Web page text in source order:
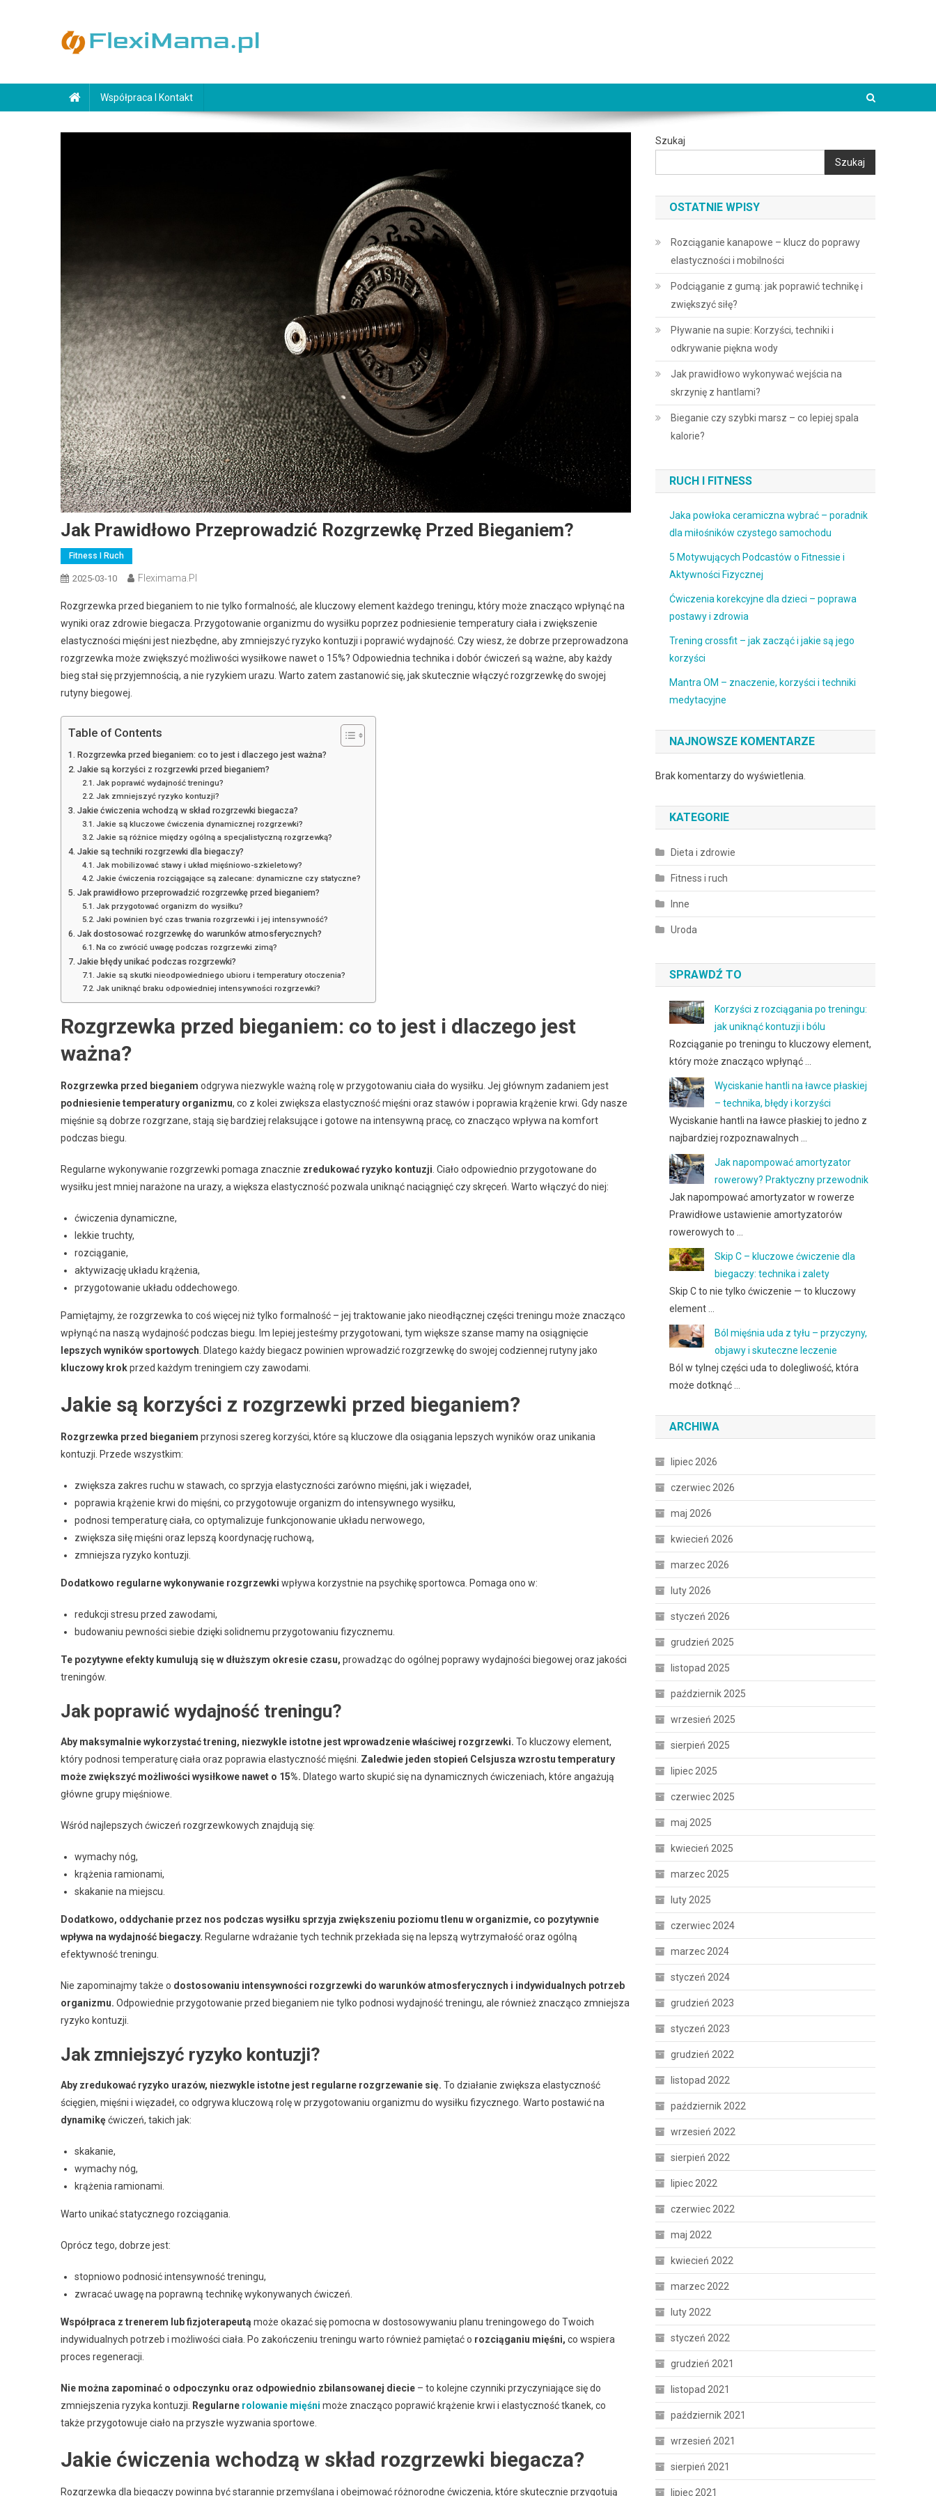
Współpraca I Kontakt
Jak Prawidłowo Przeprowadzić Rozgrzewkę Przed Bieganiem?
Fitness I Ruch
2025-03-10 Fleximama.pl
Rozgrzewka przed bieganiem to nie tylko formalność, ale kluczowy element każdego treningu, który może znacząco wpłynąć na
wyniki oraz zdrowie biegacza. Przygotowanie organizmu do wysiłku poprzez podniesienie temperatury ciała i zwiększenie
elastyczności mięśni jest niezbędne, aby zmniejszyć ryzyko kontuzji i poprawić wydajność. Czy wiesz, że dobrze przeprowadzona
rozgrzewka może zwiększyć możliwości wysiłkowe nawet o 15%? Odpowiednia technika i dobór ćwiczeń są ważne, aby każdy
bieg stał się przyjemnością, a nie ryzykiem urazu. Warto zatem zastanowić się, jak skutecznie włączyć rozgrzewkę do swojej
rutyny biegowej.
Table of Contents
Rozgrzewka przed bieganiem: co to jest i dlaczego jest ważna?
Jakie są korzyści z rozgrzewki przed bieganiem?
Jak poprawić wydajność treningu?
Jak zmniejszyć ryzyko kontuzji?
Jakie ćwiczenia wchodzą w skład rozgrzewki biegacza?
Jakie są kluczowe ćwiczenia dynamicznej rozgrzewki?
Jakie są różnice między ogólną a specjalistyczną rozgrzewką?
Jakie są techniki rozgrzewki dla biegaczy?
Jak mobilizować stawy i układ mięśniowo-szkieletowy?
Jakie ćwiczenia rozciągające są zalecane: dynamiczne czy statyczne?
Jak prawidłowo przeprowadzić rozgrzewkę przed bieganiem?
Jak przygotować organizm do wysiłku?
Jaki powinien być czas trwania rozgrzewki i jej intensywność?
Jak dostosować rozgrzewkę do warunków atmosferycznych?
Na co zwrócić uwagę podczas rozgrzewki zimą?
Jakie błędy unikać podczas rozgrzewki?
Jakie są skutki nieodpowiedniego ubioru i temperatury otoczenia?
Jak uniknąć braku odpowiedniej intensywności rozgrzewki?
Rozgrzewka przed bieganiem: co to jest i dlaczego jest
ważna?
Rozgrzewka przed bieganiem odgrywa niezwykle ważną rolę w przygotowaniu ciała do wysiłku. Jej głównym zadaniem jest
podniesienie temperatury organizmu, co z kolei zwiększa elastyczność mięśni oraz stawów i poprawia krążenie krwi. Gdy nasze
mięśnie są dobrze rozgrzane, stają się bardziej relaksujące i gotowe na intensywną pracę, co znacząco wpływa na komfort
podczas biegu.
Regularne wykonywanie rozgrzewki pomaga znacznie zredukować ryzyko kontuzji . Ciało odpowiednio przygotowane do
wysiłku jest mniej narażone na urazy, a większa elastyczność pozwala uniknąć naciągnięć czy skręceń. Warto włączyć do niej:
ćwiczenia dynamiczne,
lekkie truchty,
rozciąganie,
aktywizację układu krążenia,
przygotowanie układu oddechowego.
Pamiętajmy, że rozgrzewka to coś więcej niż tylko formalność – jej traktowanie jako nieodłącznej części treningu może znacząco
wpłynąć na naszą wydajność podczas biegu. Im lepiej jesteśmy przygotowani, tym większe szanse mamy na osiągnięcie
lepszych wyników sportowych . Dlatego każdy biegacz powinien wprowadzić rozgrzewkę do swojej codziennej rutyny jako
kluczowy krokprzed każdym treningiem czy zawodami.
Jakie są korzyści z rozgrzewki przed bieganiem?
Rozgrzewka przed bieganiem przynosi szereg korzyści, które są kluczowe dla osiągania lepszych wyników oraz unikania
kontuzji. Przede wszystkim:
zwiększa zakres ruchu w stawach, co sprzyja elastyczności zarówno mięśni, jak i więzadeł,
poprawia krążenie krwi do mięśni, co przygotowuje organizm do intensywnego wysiłku,
podnosi temperaturę ciała, co optymalizuje funkcjonowanie układu nerwowego,
zwiększa siłę mięśni oraz lepszą koordynację ruchową,
zmniejsza ryzyko kontuzji.
Dodatkowo regularne wykonywanie rozgrzewki wpływa korzystnie na psychikę sportowca. Pomaga ono w:
redukcji stresu przed zawodami,
budowaniu pewności siebie dzięki solidnemu przygotowaniu fizycznemu.
Te pozytywne efekty kumulują się w dłuższym okresie czasu, prowadząc do ogólnej poprawy wydajności biegowej oraz jakości
treningów.
Jak poprawić wydajność treningu?
Aby maksymalnie wykorzystać trening, niezwykle istotne jest wprowadzenie właściwej rozgrzewki. To kluczowy element,
który podnosi temperaturę ciała oraz poprawia elastyczność mięśni. Zaledwie jeden stopień Celsjusza wzrostu temperatury
może zwiększyć możliwości wysiłkowe nawet o 15%. Dlatego warto skupić się na dynamicznych ćwiczeniach, które angażują
główne grupy mięśniowe.
Wśród najlepszych ćwiczeń rozgrzewkowych znajdują się:
wymachy nóg,
krążenia ramionami,
skakanie na miejscu.
Dodatkowo, oddychanie przez nos podczas wysiłku sprzyja zwiększeniu poziomu tlenu w organizmie, co pozytywnie
wpływa na wydajność biegaczy. Regularne wdrażanie tych technik przekłada się na lepszą wytrzymałość oraz ogólną
efektywność treningu.
Nie zapominajmy także o dostosowaniu intensywności rozgrzewki do warunków atmosferycznych i indywidualnych potrzeb
organizmu. Odpowiednie przygotowanie przed bieganiem nie tylko podnosi wydajność treningu, ale również znacząco zmniejsza
ryzyko kontuzji.
Jak zmniejszyć ryzyko kontuzji?
Aby zredukować ryzyko urazów, niezwykle istotne jest regularne rozgrzewanie się. To działanie zwiększa elastyczność
ścięgien, mięśni i więzadeł, co odgrywa kluczową rolę w przygotowaniu organizmu do wysiłku fizycznego. Warto postawić na
dynamikęćwiczeń, takich jak:
skakanie,
wymachy nóg,
krążenia ramionami.
Warto unikać statycznego rozciągania.
Oprócz tego, dobrze jest:
stopniowo podnosić intensywność treningu,
zwracać uwagę na poprawną technikę wykonywanych ćwiczeń.
Współpraca z trenerem lub fizjoterapeutą może okazać się pomocna w dostosowywaniu planu treningowego do Twoich
indywidualnych potrzeb i możliwości ciała. Po zakończeniu treningu warto również pamiętać o rozciąganiu mięśni, co wspiera
proces regeneracji.
Nie można zapominać o odpoczynku oraz odpowiednio zbilansowanej diecie – to kolejne czynniki przyczyniające się do
zmniejszenia ryzyka kontuzji.
Regularne rolowanie mięśni może znacząco poprawić krążenie krwi i elastyczność tkanek, co
także przygotowuje ciało na przyszłe wyzwania sportowe.
Jakie ćwiczenia wchodzą w skład rozgrzewki biegacza?
Rozgrzewka dla biegaczy powinna być starannie przemyślana i obejmować różnorodne ćwiczenia, które skutecznie przygotują
Szukaj
Szukaj
OSTATNIE WPISY
Rozciąganie kanapowe – klucz do poprawy
elastyczności i mobilności
Podciąganie z gumą: jak poprawić technikę i
zwiększyć siłę?
Pływanie na supie: Korzyści, techniki i
odkrywanie piękna wody
Jak prawidłowo wykonywać wejścia na
skrzynię z hantlami?
Bieganie czy szybki marsz – co lepiej spala
kalorie?
RUCH I FITNESS
Jaka powłoka ceramiczna wybrać – poradnik
dla miłośników czystego samochodu
5 Motywujących Podcastów o Fitnessie i
Aktywności Fizycznej
Ćwiczenia korekcyjne dla dzieci – poprawa
postawy i zdrowia
Trening crossfit – jak zacząć i jakie są jego
korzyści
Mantra OM – znaczenie, korzyści i techniki
medytacyjne
NAJNOWSZE KOMENTARZE
Brak komentarzy do wyświetlenia.
KATEGORIE
Dieta i zdrowie
Fitness i ruch
Inne
Uroda
SPRAWDŹ TO
Korzyści z rozciągania po treningu:
jak uniknąć kontuzji i bólu
Rozciąganie po treningu to kluczowy element,
który może znacząco wpłynąć …
Wyciskanie hantli na ławce płaskiej
– technika, błędy i korzyści
Wyciskanie hantli na ławce płaskiej to jedno z
najbardziej rozpoznawalnych …
Jak napompować amortyzator
rowerowy? Praktyczny przewodnik
Jak napompować amortyzator w rowerze
Prawidłowe ustawienie amortyzatorów
rowerowych to …
Skip C – kluczowe ćwiczenie dla
biegaczy: technika i zalety
Skip C to nie tylko ćwiczenie — to kluczowy
element …
Ból mięśnia uda z tyłu – przyczyny,
objawy i skuteczne leczenie
Ból w tylnej części uda to dolegliwość, która
może dotknąć …
ARCHIWA
lipiec 2026
czerwiec 2026
maj 2026
kwiecień 2026
marzec 2026
luty 2026
styczeń 2026
grudzień 2025
listopad 2025
październik 2025
wrzesień 2025
sierpień 2025
lipiec 2025
czerwiec 2025
maj 2025
kwiecień 2025
marzec 2025
luty 2025
czerwiec 2024
marzec 2024
styczeń 2024
grudzień 2023
styczeń 2023
grudzień 2022
listopad 2022
październik 2022
wrzesień 2022
sierpień 2022
lipiec 2022
czerwiec 2022
maj 2022
kwiecień 2022
marzec 2022
luty 2022
styczeń 2022
grudzień 2021
listopad 2021
październik 2021
wrzesień 2021
sierpień 2021
lipiec 2021